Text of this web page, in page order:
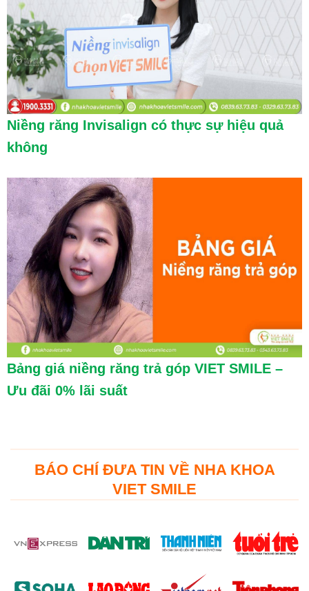
Niềng răng Invisalign có thực sự hiệu quả
không
Bảng giá niềng răng trả góp VIET SMILE –
Ưu đãi 0% lãi suất
BÁO CHÍ ĐƯA TIN VỀ NHA KHOA
VIET SMILE